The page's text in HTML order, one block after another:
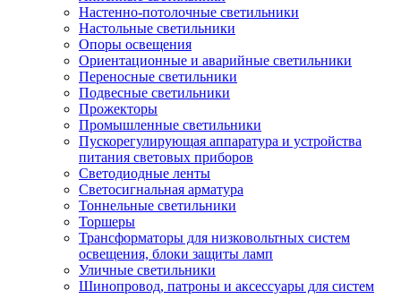
Настенно-потолочные светильники
Настольные светильники
Опоры освещения
Ориентационные и аварийные светильники
Переносные светильники
Подвесные светильники
Прожекторы
Промышленные светильники
Пускорегулирующая аппаратура и устройства
питания световых приборов
Светодиодные ленты
Светосигнальная арматура
Тоннельные светильники
Торшеры
Трансформаторы для низковольтных систем
освещения, блоки защиты ламп
Уличные светильники
Шинопровод, патроны и аксессуары для систем